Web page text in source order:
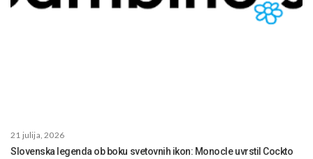
21 julija, 2026
Slovenska legenda ob boku svetovnih ikon: Monocle uvrstil Cockto